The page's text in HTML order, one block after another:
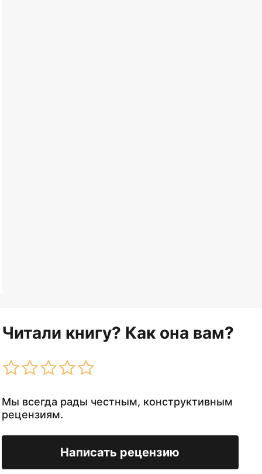
Читали книгу? Как она вам?
Мы всегда рады честным, конструктивным
рецензиям.
Написать рецензию